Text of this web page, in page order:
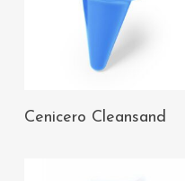
AÑADIR AL
Cenicero Cleansand